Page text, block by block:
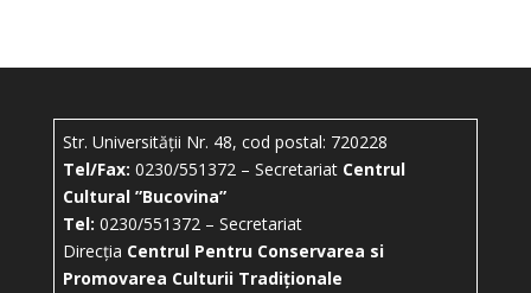
Str. Universității Nr. 48, cod postal: 720228
Tel/Fax: 0230/551372 – Secretariat Centrul
Cultural ”Bucovina”
Tel: 0230/551372 – Secretariat
Direcția Centrul Pentru Conservarea si
Promovarea Culturii Tradiționale